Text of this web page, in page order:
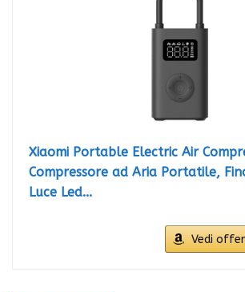
Xiaomi Portable Electric Air
Compressore ad Aria Portatile,
Luce Led...
Vedi